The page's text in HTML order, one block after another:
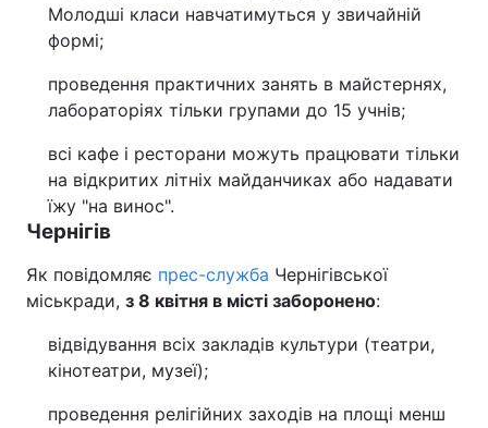
Молодші класи навчатимуться у звичайній
формі;
проведення практичних занять в майстернях,
лабораторіях тільки групами до 15 учнів;
всі кафе і ресторани можуть працювати тільки
на відкритих літніх майданчиках або надавати
їжу "на винос".
Чернігів
Як повідомляє прес-служба Чернігівської
міськради, з 8 квітня в місті заборонено:
відвідування всіх закладів культури (театри,
кінотеатри, музеї);
проведення релігійних заходів на площі менш